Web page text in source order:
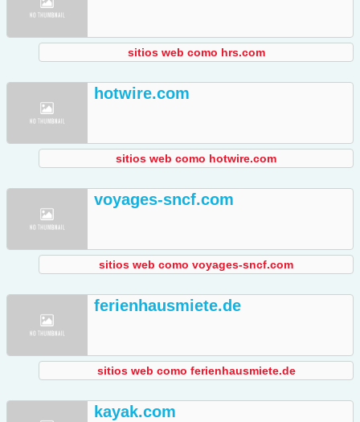
sitios web como hrs.com
hotwire.com
sitios web como hotwire.com
voyages-sncf.com
sitios web como voyages-sncf.com
ferienhausmiete.de
sitios web como ferienhausmiete.de
kayak.com